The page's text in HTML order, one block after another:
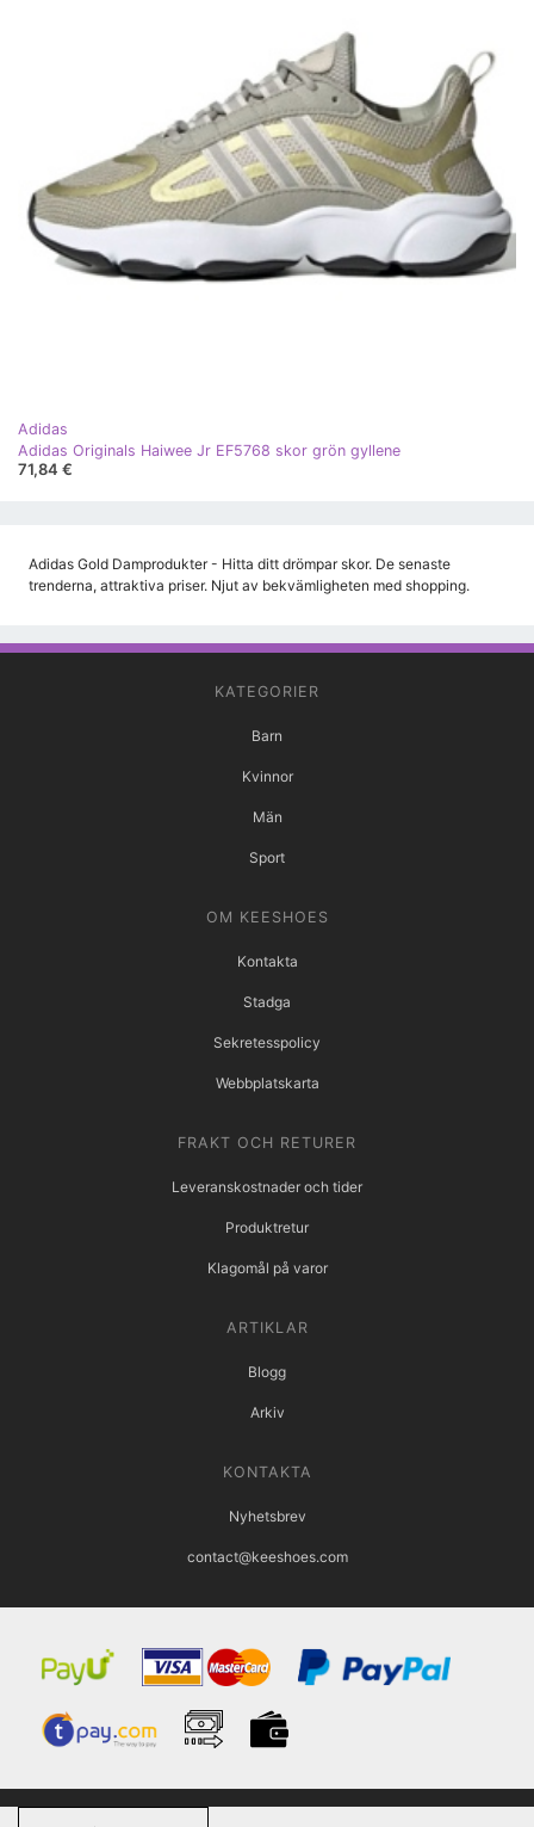
Adidas
Adidas Originals Haiwee Jr EF5768 skor grön gyllene
71,84 €
Adidas Gold Damprodukter - Hitta ditt drömpar skor. De senaste
trenderna, attraktiva priser. Njut av bekvämligheten med shopping.
KATEGORIER
Barn
Kvinnor
Män
Sport
OM KEESHOES
Kontakta
Stadga
Sekretesspolicy
Webbplatskarta
FRAKT OCH RETURER
Leveranskostnader och tider
Produktretur
Klagomål på varor
ARTIKLAR
Blogg
Arkiv
KONTAKTA
Nyhetsbrev
contact@keeshoes.com